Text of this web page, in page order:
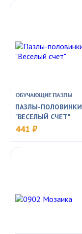
ОБУЧАЮЩИЕ ПАЗЛЫ
ПАЗЛЫ-ПОЛОВИНКИ
"ВЕСЕЛЫЙ СЧЕТ"
441 ₽